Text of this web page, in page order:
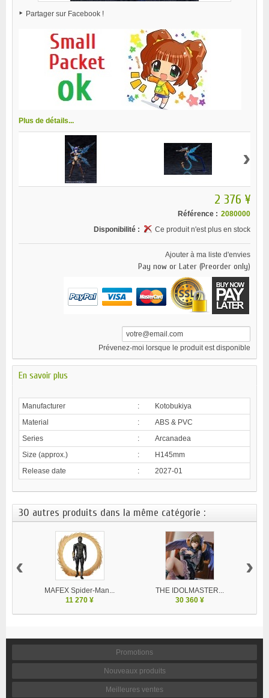
Partager sur Facebook !
Plus de détails...
›
2 376 ¥
Référence : 2080000
Disponibilité :
Ce produit n'est plus en stock
Ajouter à ma liste d'envies
Pay now or Later (Preorder only)
Prévenez-moi lorsque le produit est disponible
En savoir plus
Manufacturer :
Kotobukiya
Material
:
ABS & PVC
Series
:
Arcanadea
Size (approx.)
:
H145mm
Release date
: 2027-01
30 autres produits dans la même catégorie :
MAFEX Spider-Man...
11 270 ¥
THE IDOLMASTER...
30 360 ¥
‹ ›
Promotions
Nouveaux produits
Meilleures ventes